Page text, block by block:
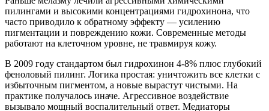
пилингами и высокими концентрациями гидрохинона, что
часто приводило к обратному эффекту — усилению
пигментации и повреждению кожи. Современные методы
работают на клеточном уровне, не травмируя кожу.
В 2009 году стандартом был гидрохинон 4-8% плюс глубокий
феноловый пилинг. Логика простая: уничтожить все клетки с
избыточным пигментом, а новые вырастут чистыми. На
практике получалось иначе. Агрессивное воздействие
вызывало мощный воспалительный ответ. Медиаторы